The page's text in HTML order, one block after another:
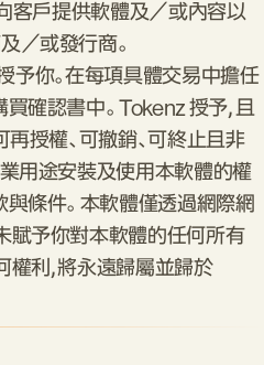
客戶提供軟體及／或內容以
／或發行商。
予你。在每項具體交易中擔任
確認書中。 Tokenz 授予，且
再授權、可撤銷、可終止且非
用途安裝及使用本軟體的權
條件。 本軟體僅透過網際網
賦予你對本軟體的任何所有
利，將永遠歸屬並歸於